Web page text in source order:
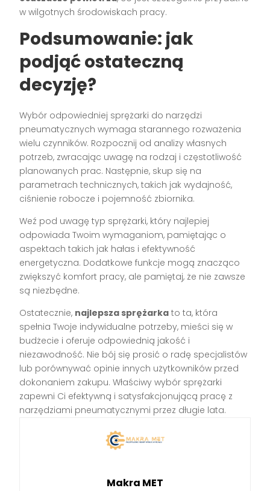
w wilgotnych środowiskach pracy.
Podsumowanie: jak
podjąć ostateczną
decyzję?
Wybór odpowiedniej sprężarki do narzędzi
pneumatycznych wymaga starannego rozważenia
wielu czynników. Rozpocznij od analizy własnych
potrzeb, zwracając uwagę na rodzaj i częstotliwość
planowanych prac. Następnie, skup się na
parametrach technicznych, takich jak wydajność,
ciśnienie robocze i pojemność zbiornika.
Weź pod uwagę typ sprężarki, który najlepiej
odpowiada Twoim wymaganiom, pamiętając o
aspektach takich jak hałas i efektywność
energetyczna. Dodatkowe funkcje mogą znacząco
zwiększyć komfort pracy, ale pamiętaj, że nie zawsze
są niezbędne.
Ostatecznie, najlepsza sprężarka to ta, która
spełnia Twoje indywidualne potrzeby, mieści się w
budżecie i oferuje odpowiednią jakość i
niezawodność. Nie bój się prosić o radę specjalistów
lub porównywać opinie innych użytkowników przed
dokonaniem zakupu. Właściwy wybór sprężarki
zapewni Ci efektywną i satysfakcjonującą pracę z
narzędziami pneumatycznymi przez długie lata.
Makra MET